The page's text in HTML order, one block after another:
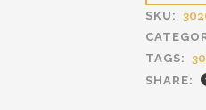
SKU:
TAGS:
SHARE: